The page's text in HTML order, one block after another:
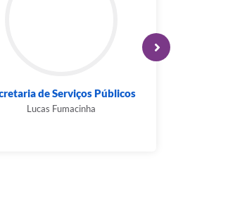
Secretaria de Saúde
Luciana Pignatta